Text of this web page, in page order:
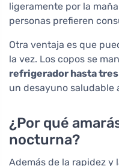
ligeramente por la
personas prefieren
Otra ventaja es que
la vez. Los copos se
refrigerador hasta
un desayuno saludable
¿Por qué
nocturna?
Además de la rapidez y